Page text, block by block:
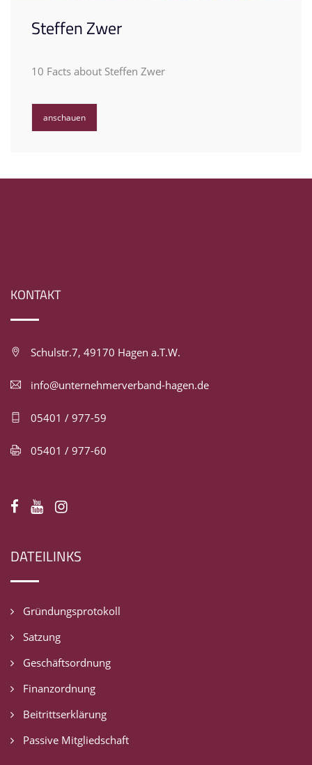
Steffen Zwer
10 Facts about Steffen Zwer
anschauen
KONTAKT
Schulstr.7, 49170 Hagen a.T.W.
info@unternehmerverband-hagen.de
05401 / 977-59
05401 / 977-60
DATEILINKS
Gründungsprotokoll
Satzung
Geschäftsordnung
Finanzordnung
Beitrittserklärung
Passive Mitgliedschaft